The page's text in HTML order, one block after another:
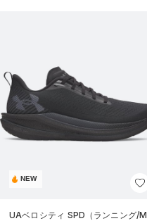
NEW
UAベロシティ SPD（ランニング/M